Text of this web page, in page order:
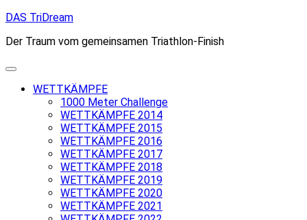
Skip
content
DAS TriDream
Der Traum vom gemeinsamen Triathlon-Finish
WETTKÄMPFE
1000 Meter Challenge
WETTKÄMPFE 2014
WETTKÄMPFE 2015
WETTKÄMPFE 2016
WETTKÄMPFE 2017
WETTKÄMPFE 2018
WETTKÄMPFE 2019
WETTKÄMPFE 2020
WETTKÄMPFE 2021